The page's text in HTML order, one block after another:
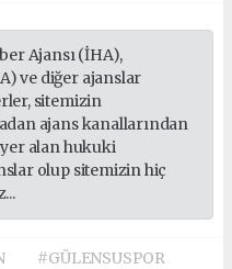
Ajansı (İHA),
ve diğer ajanslar
sitemizin
ajans kanallarından
alan hukuki
olup sitemizin hiç
#GÜLENSUSPOR